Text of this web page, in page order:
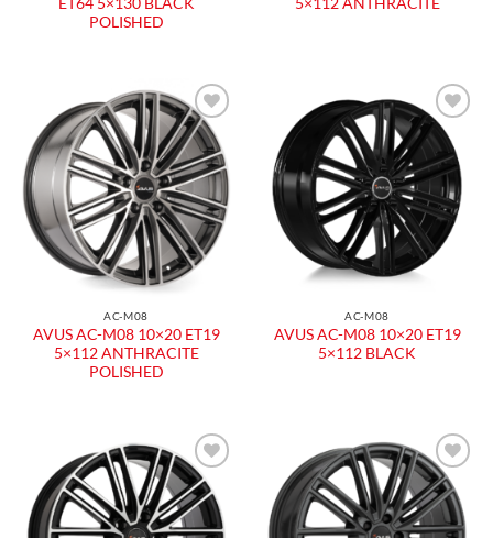
ET64 5×130 BLACK
POLISHED
5×112 ANTHRACITE
Aggiungi
alla lista
dei
desideri
AC-M08
AVUS AC-M08 10×20 ET19
5×112 ANTHRACITE
POLISHED
Aggiungi
alla lista
dei
desideri
AC-M08
AVUS AC-M08 10×20 ET19
5×112 BLACK
Aggiungi
alla lista
dei
desideri
Aggiungi
alla lista
dei
desideri